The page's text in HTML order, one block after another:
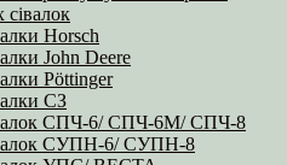
Horsch
John Deere
Pöttinger
СЗ
СПЧ-6/ СПЧ-6М/ СПЧ-8
СУПН-6/ СУПН-8